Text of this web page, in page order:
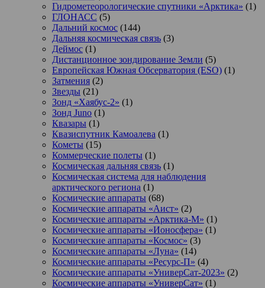
Гидрометеорологические спутники «Арктика» (1)
ГЛОНАСС (5)
Дальний космос (144)
Дальняя космическая связь (3)
Деймос (1)
Дистанционное зондирование Земли (5)
Европейская Южная Обсерватория (ESO) (1)
Затмения (2)
Звезды (21)
Зонд «Хаябус-2» (1)
Зонд Juno (1)
Квазары (1)
Квазиспутник Камоалева (1)
Кометы (15)
Коммерческие полеты (1)
Космическая дальняя связь (1)
Космическая система для наблюдения
арктического региона (1)
Космические аппараты (68)
Космические аппараты «Аист» (2)
Космические аппараты «Арктика-М» (1)
Космические аппараты «Ионосфера» (1)
Космические аппараты «Космос» (3)
Космические аппараты «Луна» (14)
Космические аппараты «Ресурс-П» (4)
Космические аппараты «УниверСат-2023» (2)
Космические аппараты «УниверСат» (1)